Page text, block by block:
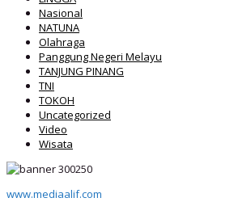
Nasional
NATUNA
Olahraga
Panggung Negeri Melayu
TANJUNG PINANG
TNI
TOKOH
Uncategorized
Video
Wisata
www.mediaalif.com